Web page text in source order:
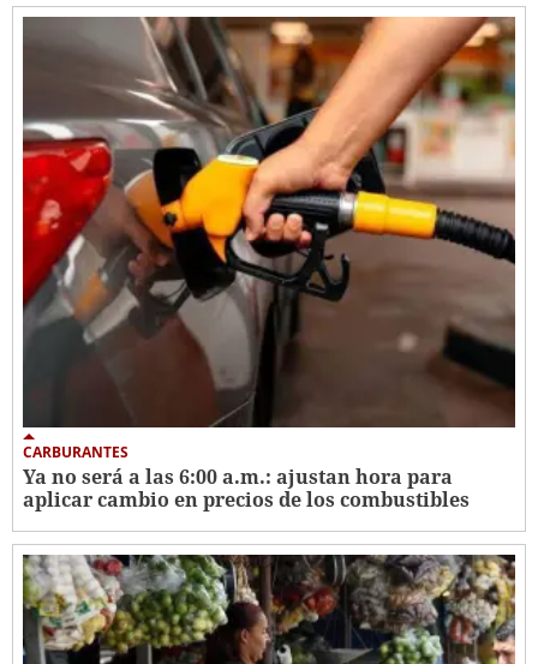
CARBURANTES
Ya no será a las 6:00 a.m.: ajustan hora para
aplicar cambio en precios de los combustibles